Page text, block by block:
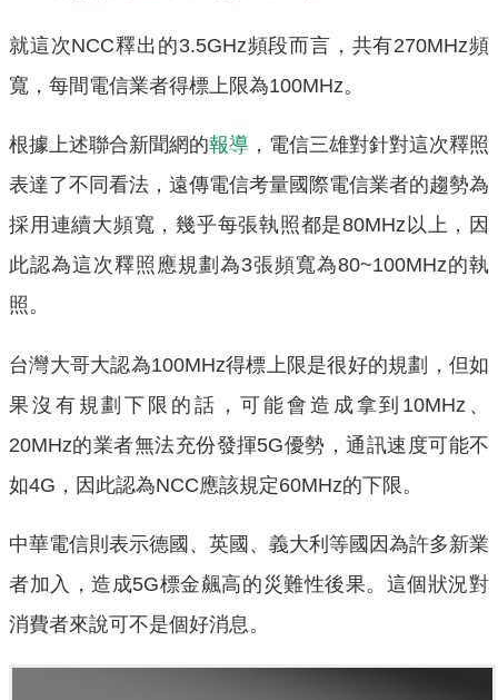
就這次NCC釋出的3.5GHz頻段而言，共有270MHz頻
寬，每間電信業者得標上限為100MHz。
根據上述聯合新聞網的報導 ，電信三雄對針對這次釋照
表達了不同看法，遠傳電信考量國際電信業者的趨勢為
採用連續大頻寬，幾乎每張執照都是80MHz以上，因
此認為這次釋照應規劃為3張頻寬為80~100MHz的執
照。
台灣大哥大認為100MHz得標上限是很好的規劃，但如
果沒有規劃下限的話，可能會造成拿到10MHz、
20MHz的業者無法充份發揮5G優勢，通訊速度可能不
如4G，因此認為NCC應該規定60MHz的下限。
中華電信則表示德國、英國、義大利等國因為許多新業
者加入，造成5G標金飆高的災難性後果。這個狀況對
消費者來說可不是個好消息。